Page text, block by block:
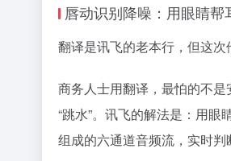
唇动识别降噪：用眼睛帮
翻译是讯飞的老本行，但这
商务人士用翻译，最怕的不
“跳水”。讯飞的解法是：用
组成的六通道音频流，实时判